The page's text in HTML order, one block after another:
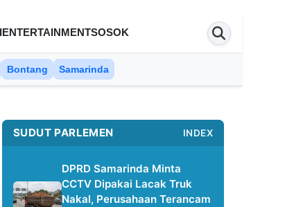
ENTERTAINMENTSOSOK
Bontang Samarinda
SUDUT PARLEMEN INDEX
DPRD Samarinda Minta
CCTV Dipakai Lacak Truk
Nakal, Perusahaan Terancam